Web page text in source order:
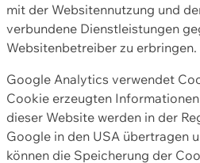
mit der Websitennutzung und
verbundene Dienstleistungen
Websitenbetreiber zu erbringen.
Google Analytics verwendet
Cookie erzeugten
dieser Website werden in der
Google in den USA übertragen
können die Speicherung der